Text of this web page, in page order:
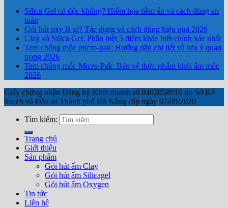
Silica Gel có độc không? Hiểm họa tiềm ẩn và cách dùng an
toàn
Gói hút oxy là gì? Tác dụng và cách dùng hiệu quả 2026
Clay và Silica Gel: Phân biệt 5 điểm khác biệt chính xác nhất
Tem chống mốc micro-pak: Hướng dẫn chi tiết và lưu ý quan
trọng 2026
Tem chống mốc Micro-Pak: Bảo vệ thực phẩm khỏi ẩm mốc
2026
Giấy chứng nhận Đăng ký Kinh doanh số 0402058916 do Sở Kế
hoạch và Đầu tư Thành phố Đà Nẵng cấp ngày 07/09/2020
Tìm kiếm:
Trang chủ
Giới thiệu
Sản phẩm
Gói hút ẩm Clay
Gói hút ẩm Silicagel
Gói hút ẩm Oxygen
Tin tức
Liên hệ